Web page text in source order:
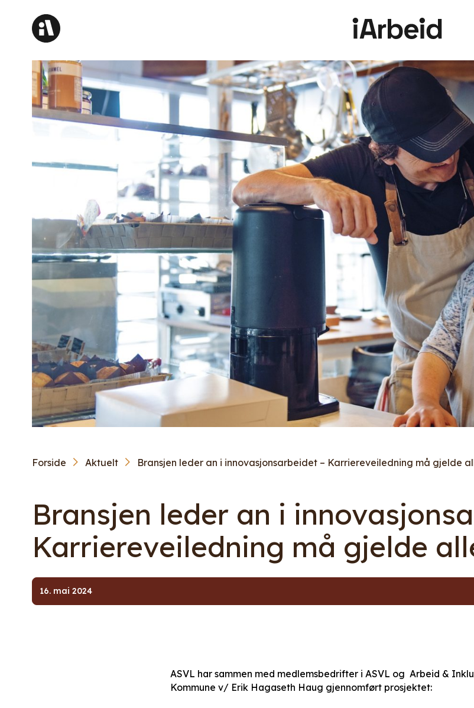
Forside Aktuelt Bransjen leder an i innovasjonsarbeidet – Karriereveiledning må gjelde
Bransjen leder an i
Karriereveiledning må gjelde
16. mai 2024
ASVL har sammen med medlemsbedrifter i ASVL og Arbeid &
Kommune v/ Erik Hagaseth Haug gjennomført prosjektet: